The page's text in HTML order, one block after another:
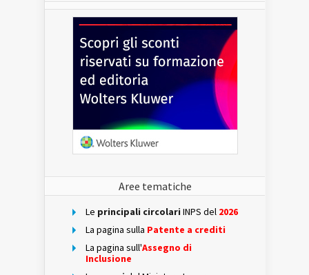
Aree tematiche
Le principali circolari INPS del 2026
La pagina sulla Patente a crediti
La pagina sull'Assegno di
Inclusione